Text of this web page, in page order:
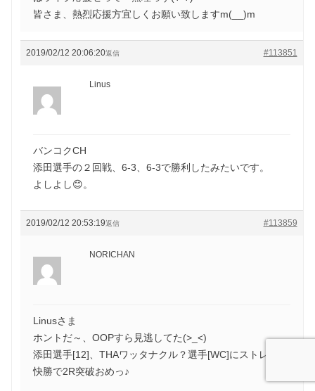
皆さま、熱烈応援方宜しくお願い致しますm(__)m
2019/02/12 20:06:20 #113851
返信
Linus
バンコクCH
添田選手の２回戦、6-3、6-3で勝利したみたいです。
よしよし😊。
2019/02/12 20:53:19 #113859
返信
NORICHAN
Linusさま
ホントだ～、OOPすら見逃してた(>_<)
添田選手[12]、THAワッタナクル？選手[WC]にストレート
快勝で2R突破おめっ♪